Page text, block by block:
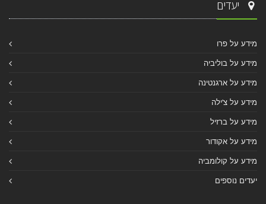
יעדים
מידע על פרו
מידע על בוליביה
מידע על ארגנטינה
מידע על צ'ילה
מידע על ברזיל
מידע על אקודור
מידע על קולומביה
יעדים נוספים